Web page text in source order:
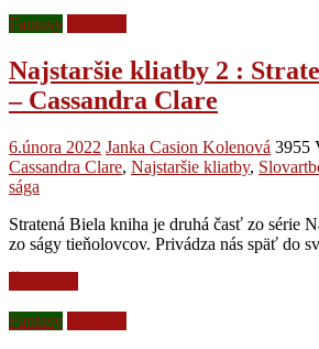
Fantasy
Najstaršie kliatby 2 :
– Cassandra Clare
6.února 2022 Janka Casion Kolenová 3955
Cassandra Clare, Najstaršie kliatby,
sága
Stratená Biela kniha je druhá časť zo série
zo ságy tieňolovcov. Privádza nás späť do
Fantasy